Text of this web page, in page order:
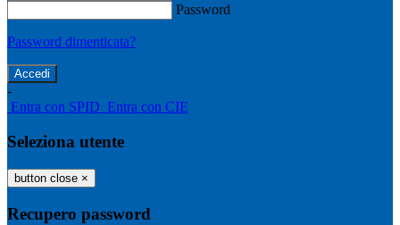
Password
Password dimenticata?
-
Entra con SPID Entra con CIE
Seleziona utente
button close ×
Recupero password